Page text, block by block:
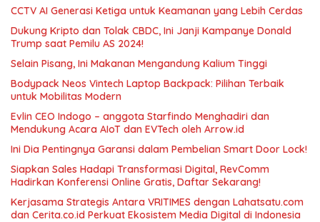
CCTV AI Generasi Ketiga untuk Keamanan yang Lebih Cerdas
Dukung Kripto dan Tolak CBDC, Ini Janji Kampanye Donald
Trump saat Pemilu AS 2024!
Selain Pisang, Ini Makanan Mengandung Kalium Tinggi
Bodypack Neos Vintech Laptop Backpack: Pilihan Terbaik
untuk Mobilitas Modern
Evlin CEO Indogo – anggota Starfindo Menghadiri dan
Mendukung Acara AIoT dan EVTech oleh Arrow.id
Ini Dia Pentingnya Garansi dalam Pembelian Smart Door Lock!
Siapkan Sales Hadapi Transformasi Digital, RevComm
Hadirkan Konferensi Online Gratis, Daftar Sekarang!
Kerjasama Strategis Antara VRITIMES dengan Lahatsatu.com
dan Cerita.co.id Perkuat Ekosistem Media Digital di Indonesia